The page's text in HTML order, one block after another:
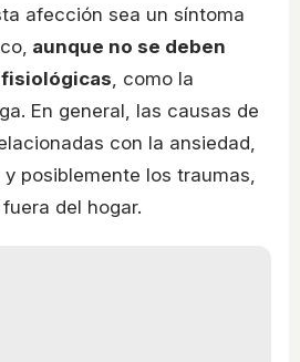
afección sea un síntoma
aunque no se deben
, como la
En general, las causas de
con la ansiedad,
posiblemente los traumas,
del hogar.